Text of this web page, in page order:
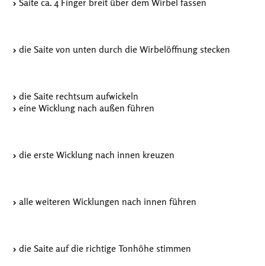
Saite ca. 4 Finger breit über dem Wirbel fassen
die Saite von unten durch die Wirbelöffnung stecken
die Saite rechtsum aufwickeln
eine Wicklung nach außen führen
die erste Wicklung nach innen kreuzen
alle weiteren Wicklungen nach innen führen
die Saite auf die richtige Tonhöhe stimmen